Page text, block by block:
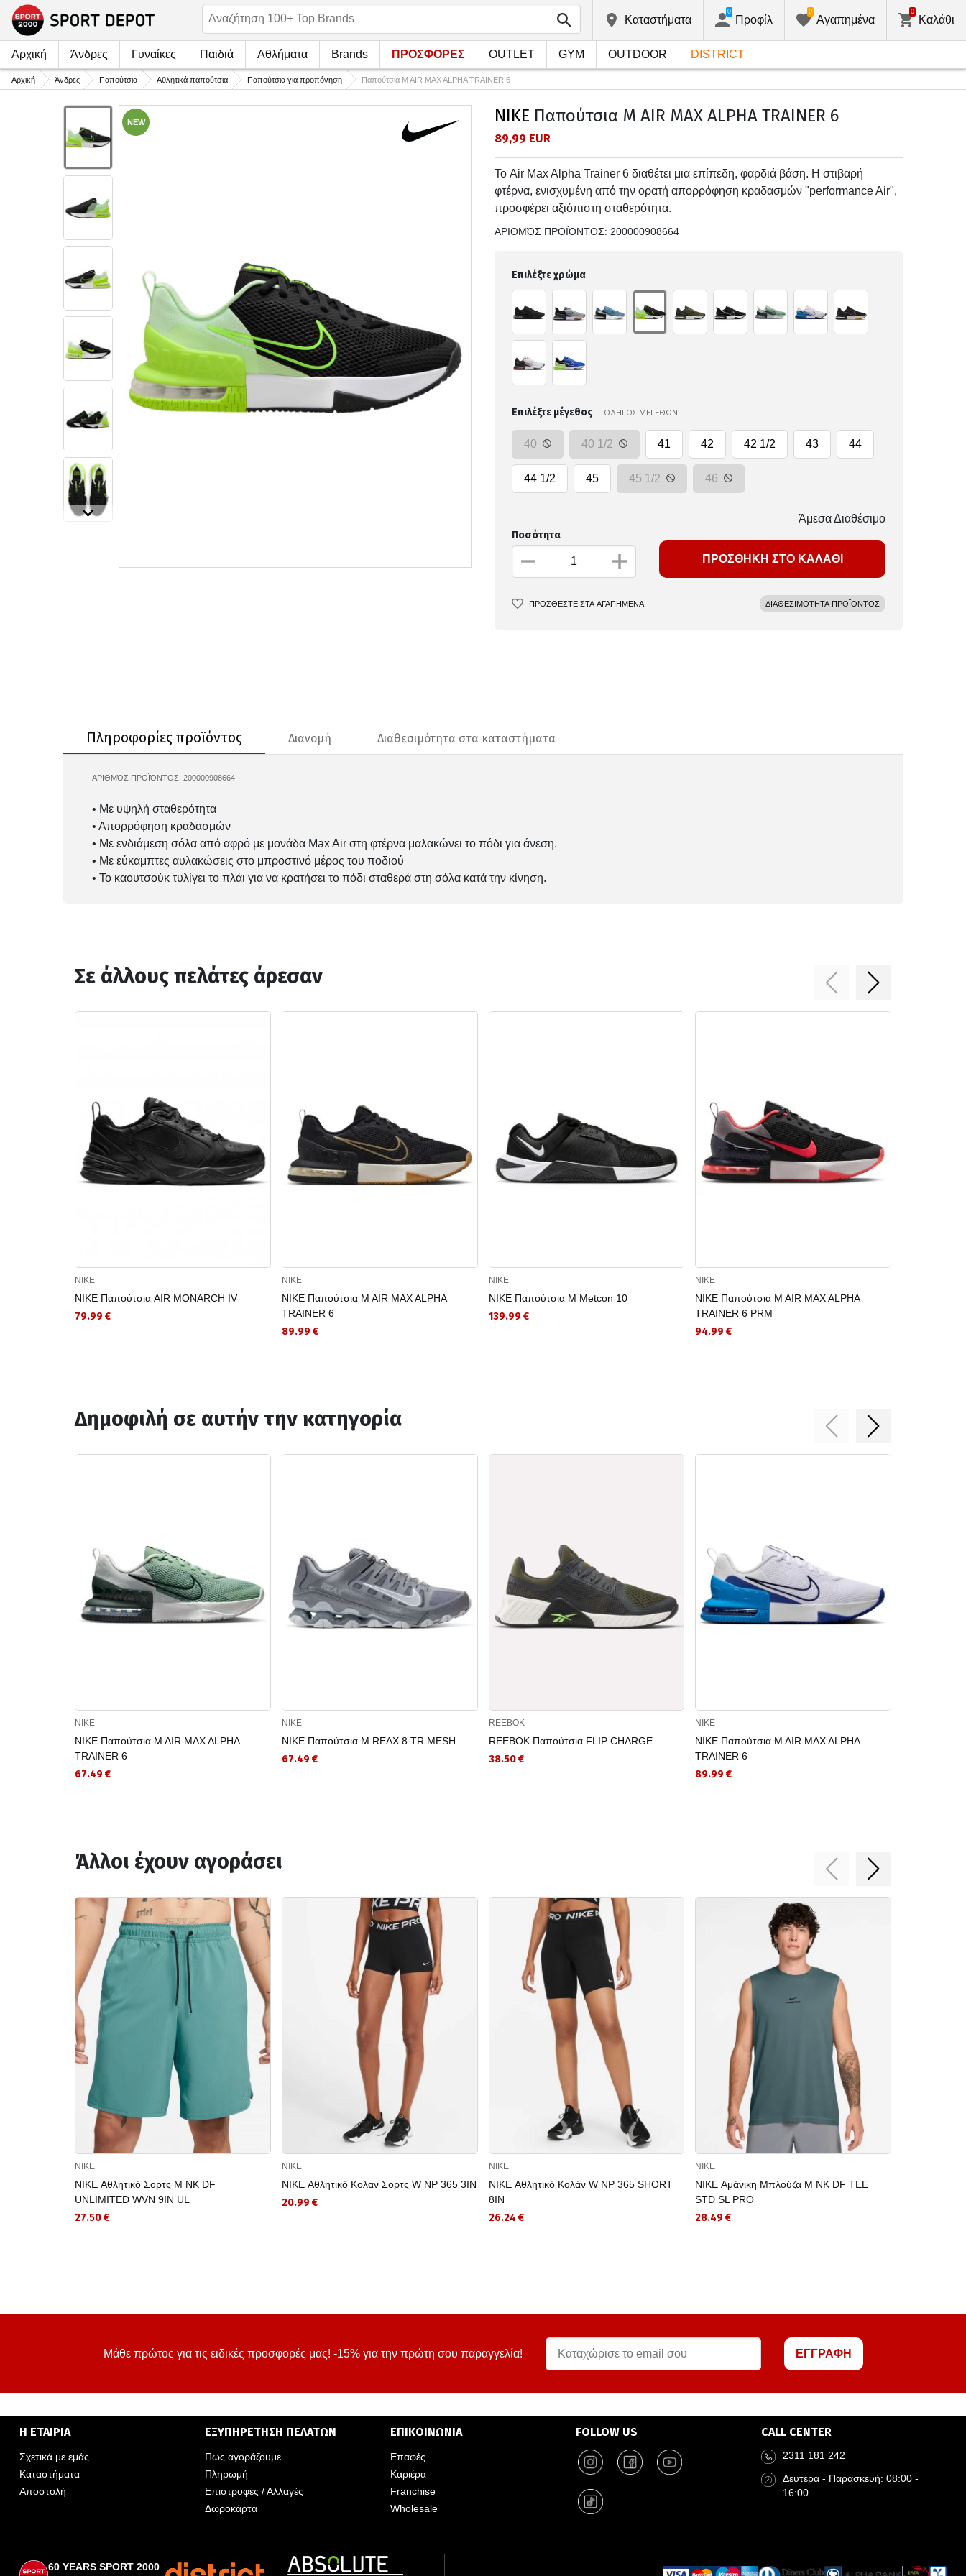
Kαταστήματα Προφίλ
0
Αγαπημένα
0
Καλάθι
0
Αρχική Άνδρες Γυναίκες Παιδιά Αθλήματα Brands ΠΡΟΣΦΟΡΕΣ OUTLET GYM OUTDOOR DISTRICT
Αρχική Άνδρες Παπούτσια Αθλητικά παπούτσια Παπούτσια για προπόνηση Παπούτσια M AIR MAX ALPHA TRAINER 6
NEW NIKE Παπούτσια M AIR MAX ALPHA TRAINER 6
89,99 EUR
Το Air Max Alpha Trainer 6 διαθέτει μια επίπεδη, φαρδιά βάση. Η στιβαρή
φτέρνα, ενισχυμένη από την ορατή απορρόφηση κραδασμών "performance Air",
προσφέρει αξιόπιστη σταθερότητα.
ΑΡΙΘΜΌΣ ΠΡΟΪΌΝΤΟΣ: 200000908664
Επιλέξτε χρώμα
Επιλέξτε μέγεθος ΟΔΗΓΟΣ ΜΕΓΕΘΩΝ
40 40 1/2 41 42 42 1/2 43 44
44 1/2 45 45 1/2 46
Άμεσα Διαθέσιμο
Ποσότητα
ΠΡΟΣΘΗΚΗ ΣΤΟ ΚΑΛΑΘΙ
ΠΡΟΣΘΕΣΤΕ ΣΤΑ ΑΓΑΠΗΜΕΝΑ ΔΙΑΘΕΣΙΜΟΤΗΤΑ ΠΡΟΪΟΝΤΟΣ
Πληροφορίες προϊόντος Διανομή Διαθεσιμότητα στα καταστήματα
ΑΡΙΘΜΌΣ ΠΡΟΪΌΝΤΟΣ: 200000908664
• Με υψηλή σταθερότητα
• Απορρόφηση κραδασμών
• Με ενδιάμεση σόλα από αφρό με μονάδα Max Air στη φτέρνα μαλακώνει το πόδι για άνεση.
• Με εύκαμπτες αυλακώσεις στο μπροστινό μέρος του ποδιού
• Το καουτσούκ τυλίγει το πλάι για να κρατήσει το πόδι σταθερά στη σόλα κατά την κίνηση.
Σε άλλους πελάτες άρεσαν
NIKE
NIKE Παπούτσια AIR MONARCH IV
79.99 €
NIKE
NIKE Παπούτσια M AIR MAX ALPHA
TRAINER 6
89.99 €
NIKE
NIKE Παπούτσια M Metcon 10
139.99 €
NIKE
NIKE Παπούτσια M AIR MAX ALPHA
TRAINER 6 PRM
94.99 €
Δημοφιλή σε αυτήν την κατηγορία
NIKE
NIKE Παπούτσια M AIR MAX ALPHA
TRAINER 6
67.49 €
NIKE
NIKE Παπούτσια M REAX 8 TR MESH
67.49 €
REEBOK
REEBOK Παπούτσια FLIP CHARGE
38.50 €
NIKE
NIKE Παπούτσια M AIR MAX ALPHA
TRAINER 6
89.99 €
Άλλοι έχουν αγοράσει
NIKE
NIKE Αθλητικό Σορτς M NK DF
UNLIMITED WVN 9IN UL
27.50 €
NIKE
NIKE Αθλητικό Κολαν Σορτς W NP 365 3IN
20.99 €
NIKE
NIKE Αθλητικό Κολάν W NP 365 SHORT
8IN
26.24 €
NIKE
NIKE Αμάνικη Μπλούζα M NK DF TEE
STD SL PRO
28.49 €
Μάθε πρώτος για τις ειδικές προσφορές μας! -15% για την πρώτη σου παραγγελία! ΕΓΓΡΑΦΗ
Η ΕΤΑΙΡΙΑ
Σχετικά με εμάς
Καταστήματα
Αποστολή
ΕΞΥΠΗΡΕΤΗΣΗ ΠΕΛΑΤΩΝ
Πως αγοράζουμε
Πληρωμή
Επιστροφές / Αλλαγές
Δωροκάρτα
ΕΠΙΚΟΙΝΩΝΙΑ
Επαφές
Καριέρα
Franchise
Wholesale
FOLLOW US CALL CENTER
2311 181 242
Δευτέρα - Παρασκευή: 08:00 -
16:00
60 YEARS SPORT 2000